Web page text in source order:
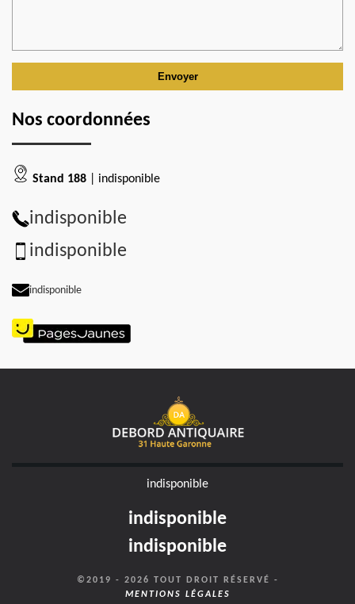
Nos coordonnées
Stand 188 | indisponible
indisponible
indisponible
indisponible
indisponible
indisponible
indisponible
©2019 - 2026 TOUT DROIT RÉSERVÉ -
MENTIONS LÉGALES